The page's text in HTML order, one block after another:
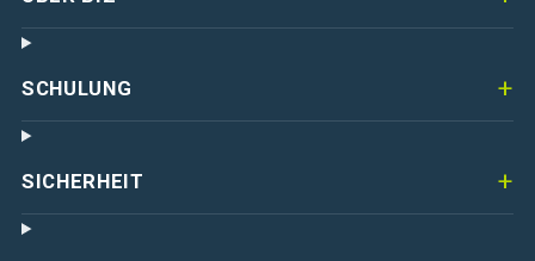
SCHULUNG
SICHERHEIT